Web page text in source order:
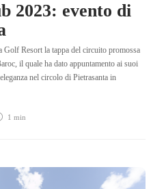
2023: evento di
Resort la tappa del circuito promossa
il quale ha dato appuntamento ai suoi
nel circolo di Pietrasanta in
1 min